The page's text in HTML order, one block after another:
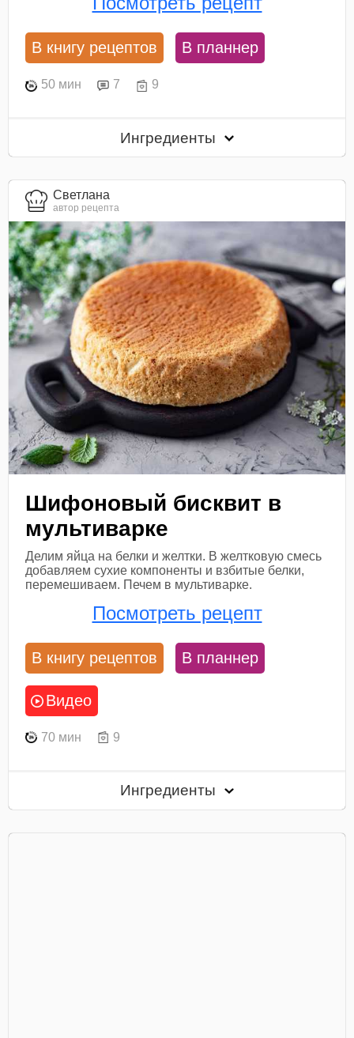
В книгу рецептов В планнер
50 мин 7 9
Ингредиенты
Светлана
автор рецепта
Шифоновый бисквит в
мультиварке
Делим яйца на белки и желтки. В желтковую смесь
добавляем сухие компоненты и взбитые белки,
перемешиваем. Печем в мультиварке.
Посмотреть рецепт
В книгу рецептов В планнер
Видео
70 мин 9
Ингредиенты